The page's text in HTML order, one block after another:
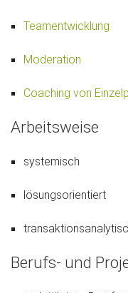
Teamentwicklung
Moderation
Coaching von
Arbeitsweise
systemisch
lösungsorientiert
Berufs- und